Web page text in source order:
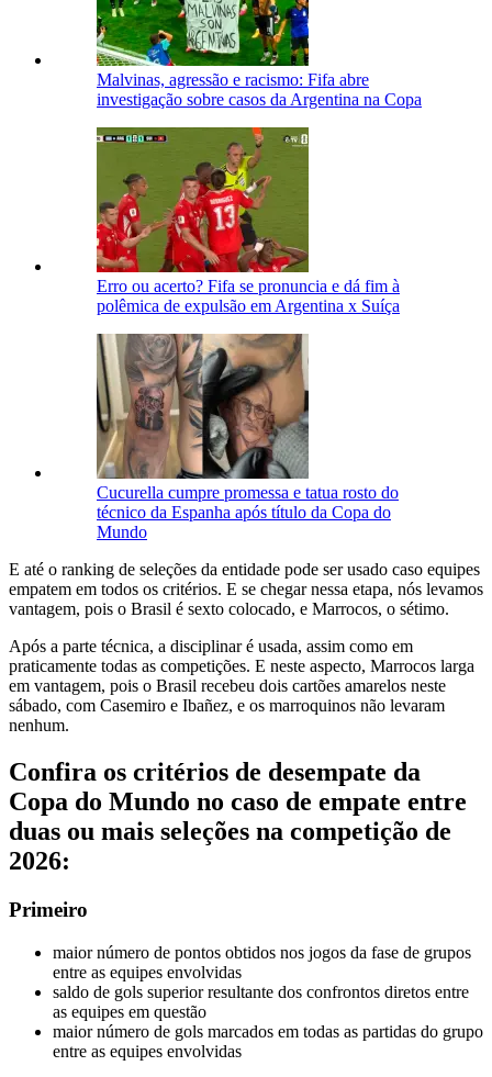
Malvinas, agressão e racismo: Fifa abre
investigação sobre casos da Argentina na Copa
Erro ou acerto? Fifa se pronuncia e dá fim à
polêmica de expulsão em Argentina x Suíça
Cucurella cumpre promessa e tatua rosto do
técnico da Espanha após título da Copa do
Mundo
E até o ranking de seleções da entidade pode ser usado caso equipes
empatem em todos os critérios. E se chegar nessa etapa, nós levamos
vantagem, pois o Brasil é sexto colocado, e Marrocos, o sétimo.
Após a parte técnica, a disciplinar é usada, assim como em
praticamente todas as competições. E neste aspecto, Marrocos larga
em vantagem, pois o Brasil recebeu dois cartões amarelos neste
sábado, com Casemiro e Ibañez, e os marroquinos não levaram
nenhum.
Confira os critérios de desempate da
Copa do Mundo no caso de empate entre
duas ou mais seleções na competição de
2026:
Primeiro
maior número de pontos obtidos nos jogos da fase de grupos
entre as equipes envolvidas
saldo de gols superior resultante dos confrontos diretos entre
as equipes em questão
maior número de gols marcados em todas as partidas do grupo
entre as equipes envolvidas